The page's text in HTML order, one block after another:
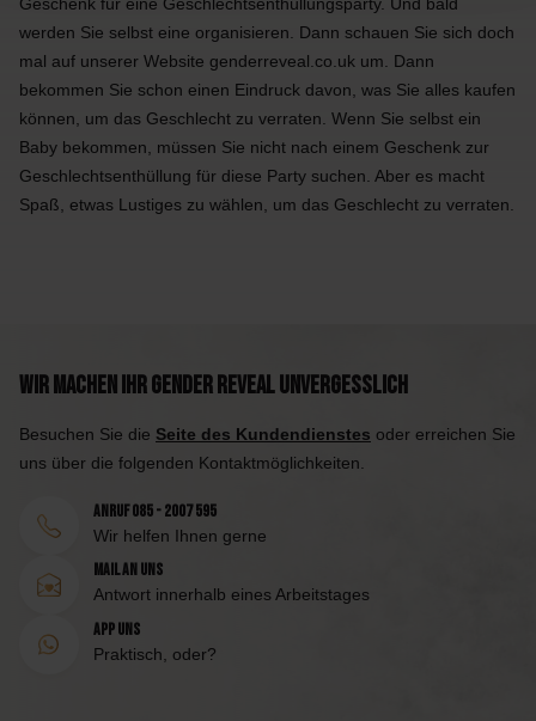
werden Sie selbst eine organisieren. Dann schauen Sie sich doch
mal auf unserer Website genderreveal.co.uk um. Dann
bekommen Sie schon einen Eindruck davon, was Sie alles kaufen
können, um das Geschlecht zu verraten. Wenn Sie selbst ein
Baby bekommen, müssen Sie nicht nach einem Geschenk zur
Geschlechtsenthüllung für diese Party suchen. Aber es macht
Spaß, etwas Lustiges zu wählen, um das Geschlecht zu verraten.
Wir machen Ihr Gender Reveal unvergesslich
Besuchen Sie die Seite des Kundendienstes oder erreichen Sie
uns über die folgenden Kontaktmöglichkeiten.
Anruf 085 - 2007 595
Wir helfen Ihnen gerne
Mail an uns
Antwort innerhalb eines Arbeitstages
App uns
Praktisch, oder?